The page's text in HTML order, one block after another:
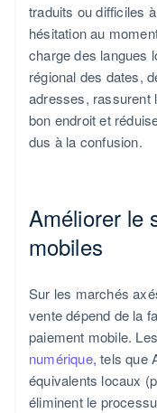
traduits ou difficiles
hésitation au
charge des langues
régional des dates,
adresses, rassurent
bon endroit et
dus à la confusion.
Améliorer le
mobiles
Sur les marchés
vente dépend de la
paiement mobile.
numérique, tels que
équivalents locaux
éliminent le